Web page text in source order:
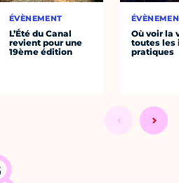
ÉVÈNEMENT
L’Été du Canal
revient pour une
19ème édition
Où voir la
toutes les
pratiques